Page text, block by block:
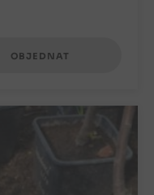
OBJEDNAT